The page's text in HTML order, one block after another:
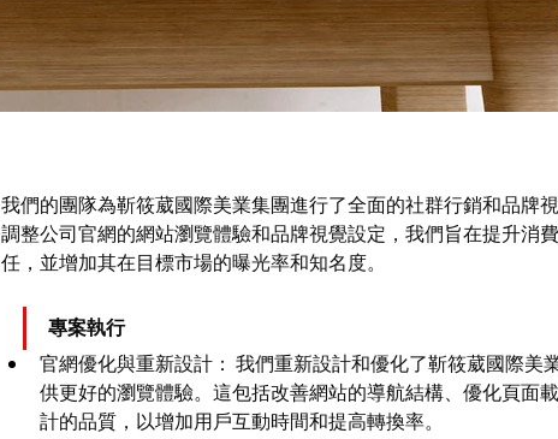
我們的團隊為靳筱葳國際美業集團進行了全面的社群行銷和品牌
調整公司官網的網站瀏覽體驗和品牌視覺設定，我們旨在提升消
任，並增加其在目標市場的曝光率和知名度。
專案執行
官網優化與重新設計： 我們重新設計和優化了靳筱葳國際美
供更好的瀏覽體驗。這包括改善網站的導航結構、優化頁面
計的品質，以增加用戶互動時間和提高轉換率。